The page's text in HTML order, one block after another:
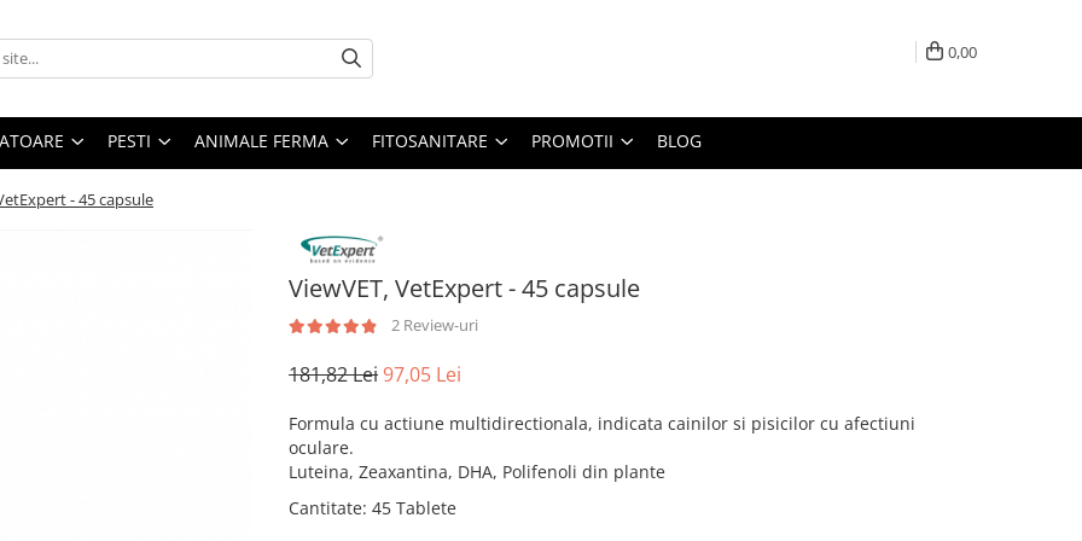
0,00
PESTI ANIMALE FERMA FITOSANITARE PROMOTII BLOG
- 45 capsule
ViewVET, VetExpert - 45 capsule
2 Review-uri
181,82 Lei97,05 Lei
Formula cu actiune multidirectionala, indicata cainilor si pisicilor cu afectiuni
oculare.
Luteina, Zeaxantina, DHA, Polifenoli din plante
Cantitate: 45 Tablete